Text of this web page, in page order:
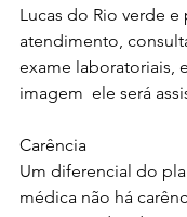
Lucas do Rio verde
atendimento,
exame laboratoriais,
imagem  ele será
Carência
Um diferencial do
médica não há